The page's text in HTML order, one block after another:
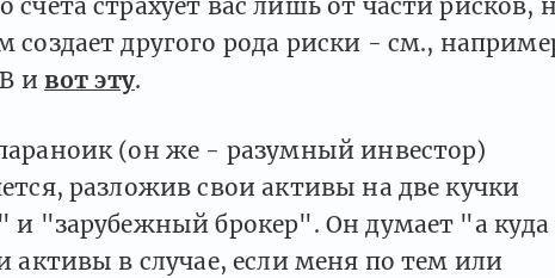
создает другого рода риски - см.,
и вот эту.
(он же - разумный инвестор)
разложив свои активы на две кучки
и "зарубежный брокер". Он думает "а куда
активы в случае, если меня по тем или